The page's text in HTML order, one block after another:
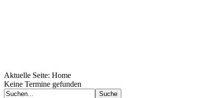
Geheimnisse, die
keine sind.
Ein Potpourri professioneller Rezepte.
Aktuelle Seite: Home
Keine Termine gefunden